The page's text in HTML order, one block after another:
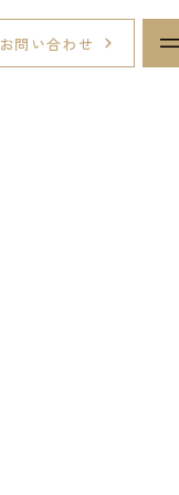
お問い合わせ